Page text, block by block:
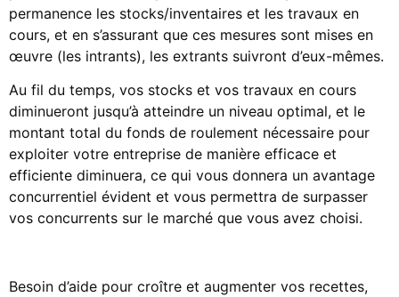
permanence les stocks/inventaires et les travaux en
cours, et en s’assurant que ces mesures sont mises en
œuvre (les intrants), les extrants suivront d’eux-mêmes.
Au fil du temps, vos stocks et vos travaux en cours
diminueront jusqu’à atteindre un niveau optimal, et le
montant total du fonds de roulement nécessaire pour
exploiter votre entreprise de manière efficace et
efficiente diminuera, ce qui vous donnera un avantage
concurrentiel évident et vous permettra de surpasser
vos concurrents sur le marché que vous avez choisi.
Besoin d’aide pour croître et augmenter vos recettes,